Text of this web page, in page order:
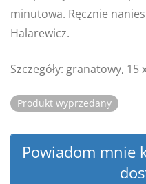
minutowa. Ręcznie
Halarewicz.
Szczegóły: granatowy,
Produkt wyprzedany
Powiadom mnie